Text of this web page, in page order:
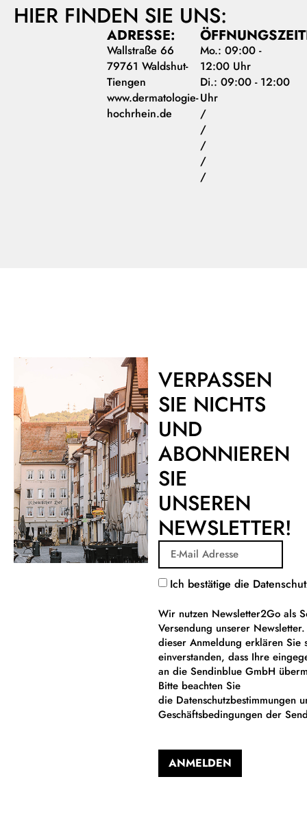
HIER FINDEN SIE UNS:
ADRESSE:
Wallstraße 66
79761 Waldshut-
Tiengen
www.dermatologie-
hochrhein.de
Mo.: 09:00 -
12:00 Uhr
Di.: 09:00 - 12:00
Uhr
/
/
/
/
/
VERPASSEN
SIE NICHTS
UND
ABONNIEREN
SIE
UNSEREN
NEWSLETTER!
Ich bestätige die
Wir nutzen Newsletter2Go als
Versendung unserer
dieser Anmeldung erklären Sie
einverstanden, dass Ihre
an die Sendinblue GmbH
Bitte beachten Sie
die Datenschutzbestimmungen
Geschäftsbedingungen der
ANMELDEN